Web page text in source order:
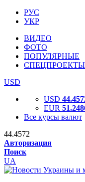
РУС
УКР
ВИДЕО
ФОТО
ПОПУЛЯРНЫЕ
СПЕЦПРОЕКТЫ
USD
USD
EUR
Все курсы валют
44.4572
Авторизация
Поиск
UA